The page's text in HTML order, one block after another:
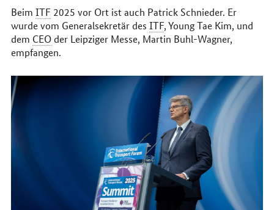
Beim ITF 2025 vor Ort ist auch Patrick Schnieder. Er
wurde vom Generalsekretär des ITF, Young Tae Kim, und
dem CEOder Leipziger Messe, Martin Buhl-Wagner,
empfangen.